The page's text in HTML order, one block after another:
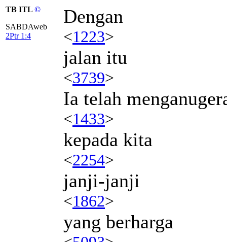
TB ITL ©
SABDAweb
2Ptr 1:4
Dengan
<1223>
jalan itu
<3739>
Ia telah
<1433>
kepada kita
<2254>
janji-janji
<1862>
yang berharga